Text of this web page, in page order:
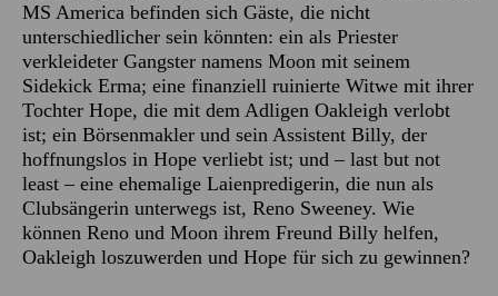
MS America befinden sich Gäste, die nicht
unterschiedlicher sein könnten: ein als Priester
verkleideter Gangster namens Moon mit seinem
Sidekick Erma; eine finanziell ruinierte Witwe mit ihrer
Tochter Hope, die mit dem Adligen Oakleigh verlobt
ist; ein Börsenmakler und sein Assistent Billy, der
hoffnungslos in Hope verliebt ist; und – last but not
least – eine ehemalige Laienpredigerin, die nun als
Clubsängerin unterwegs ist, Reno Sweeney. Wie
können Reno und Moon ihrem Freund Billy helfen,
Oakleigh loszuwerden und Hope für sich zu gewinnen?